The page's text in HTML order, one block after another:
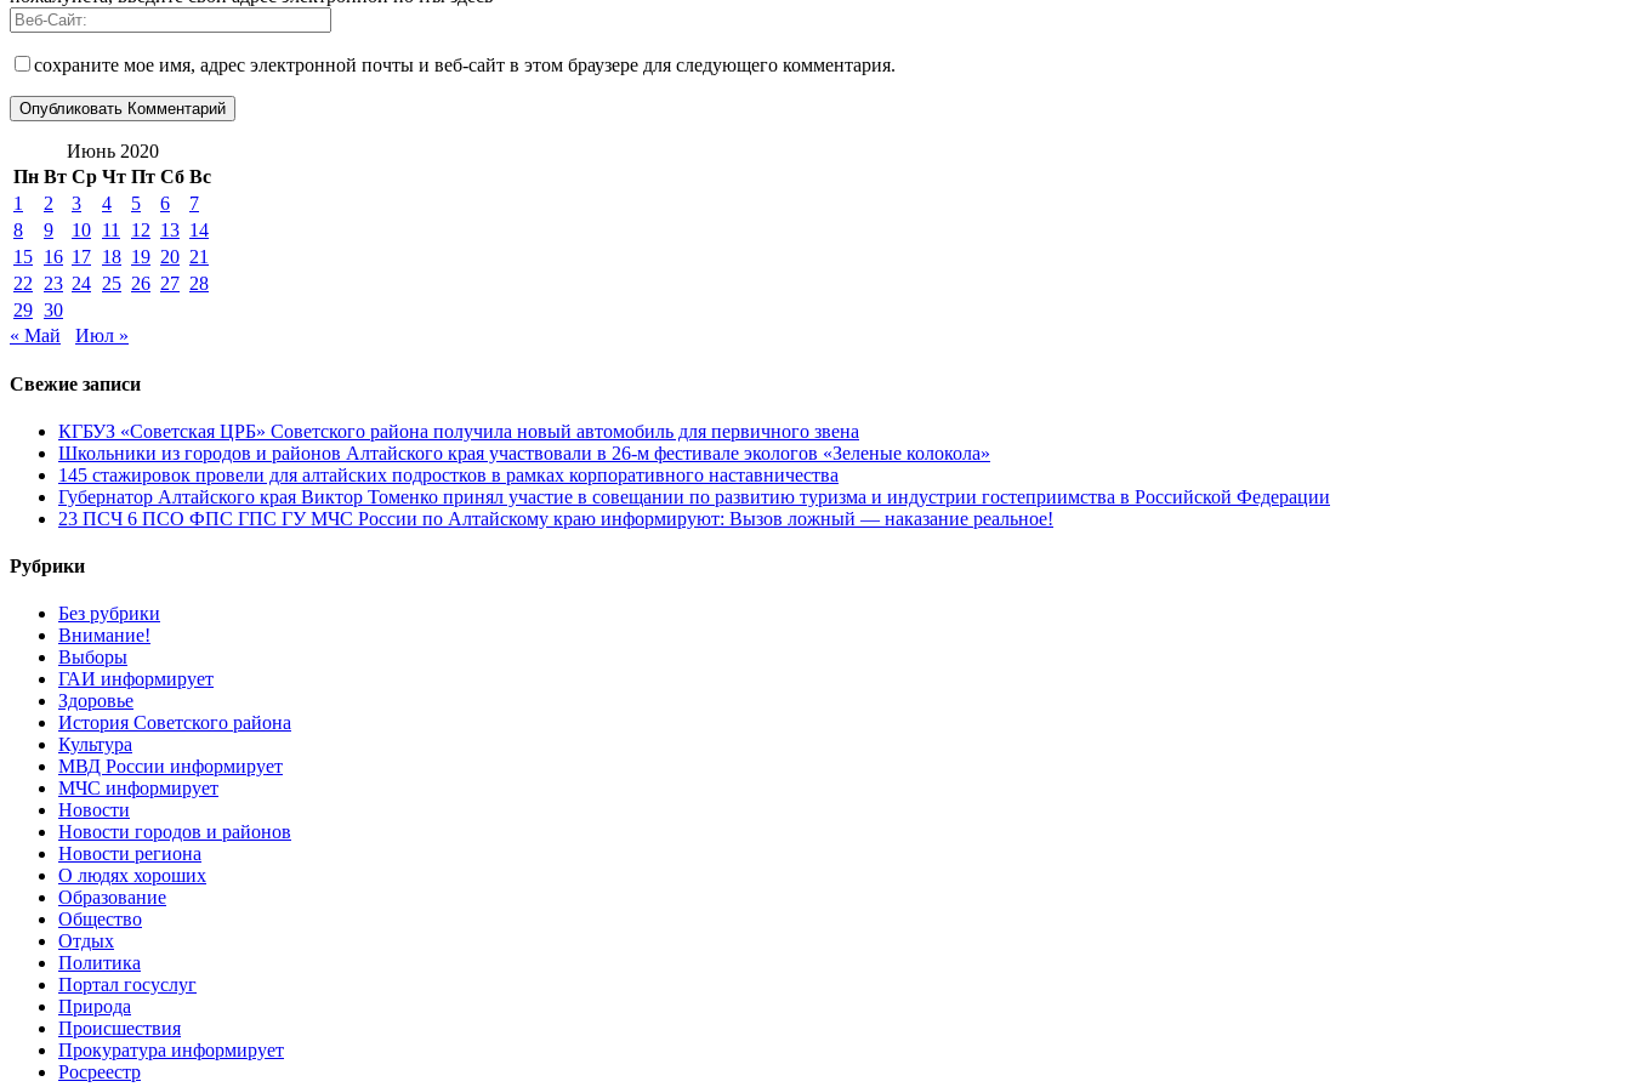
сохраните мое имя, адрес электронной почты и веб-сайт в этом браузере для следующего комментария.
Июнь 2020
Пн Вт Ср Чт Пт Сб Вс
1
2 3 4 5 6
7
8
9 10 11 12 13 14
15 16 17 18 19 20 21
22
23 24 25 26 27 28
29 30
« Май
Июл »
Свежие записи
КГБУЗ «Советская ЦРБ» Советского района получила новый автомобиль для первичного звена
Школьники из городов и районов Алтайского края участвовали в 26-м фестивале экологов «Зеленые колокола»
145 стажировок провели для алтайских подростков в рамках корпоративного наставничества
Губернатор Алтайского края Виктор Томенко принял участие в совещании по развитию туризма и индустрии гостеприимства в Российской Федерации
23 ПСЧ 6 ПСО ФПС ГПС ГУ МЧС России по Алтайскому краю информируют: Вызов ложный — наказание реальное!
Рубрики
Без рубрики
Внимание!
Выборы
ГАИ информирует
Здоровье
История Советского района
Культура
МВД России информирует
МЧС информирует
Новости
Новости городов и районов
Новости региона
О людях хороших
Образование
Общество
Отдых
Политика
Портал госуслуг
Природа
Происшествия
Прокуратура информирует
Росреестр